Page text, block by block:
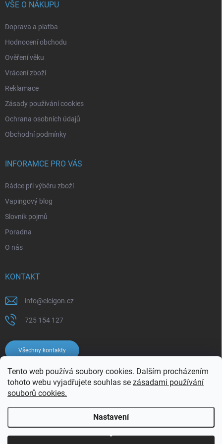
Tento web používá soubory cookies. Dalším procházením
tohoto webu vyjadřujete souhlas se zásadami používání
souborů cookies.
Nastavení
VŠE O NÁKUPU
Doprava a platba
Hodnocení obchodu
Ověření věku
Vrácení zboží
Reklamace
Zásady používání cookies
Ochrana osobních údajů
Obchodní podmínky
INFORAMCE PRO VÁS
Rádce při výběru zboží
Vapingový blog
Slovník pojmů
Poradna
O nás
KONTAKT
info@elcigon.cz
725 154 127
Všechny kontakty
Copyright 2026Elcigon.cz. Všechna práva vyhrazena.Upravit nastavení
cookies